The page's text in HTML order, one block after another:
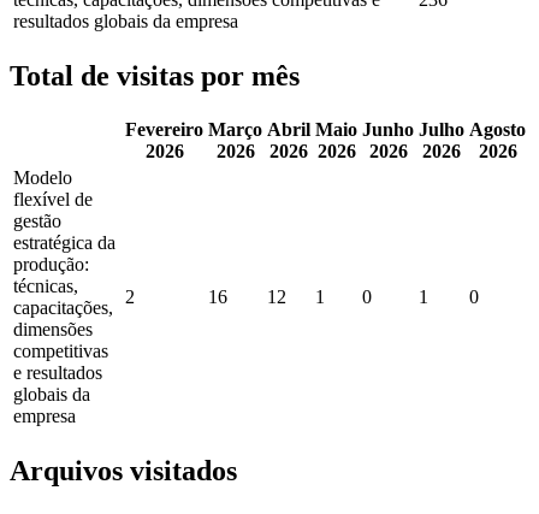
resultados globais da empresa
Total de visitas por mês
Fevereiro
2026
Março
2026
Abril
2026
Maio
2026
Junho
2026
Julho
2026
Agosto
2026
Modelo
flexível de
gestão
estratégica da
produção:
técnicas,
capacitações,
dimensões
competitivas
e resultados
globais da
empresa
2 16 12 1 0 1 0
Arquivos visitados